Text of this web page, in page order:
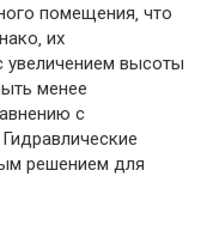
помещения‚ что
их
увеличением высоты
менее
с
решением для